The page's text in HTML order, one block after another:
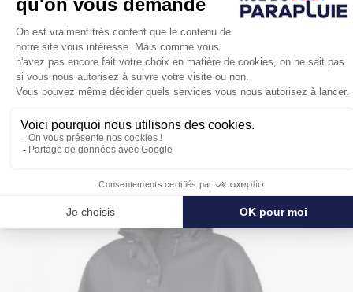
POUR SE PROTÉGER ENCORE PLUS
DE LA PLUIE